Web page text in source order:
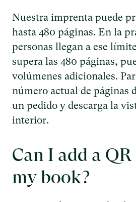
Nuestra imprenta puede
hasta 480 páginas. En la
personas llegan a ese
supera las 480 páginas,
volúmenes adicionales.
número actual de páginas
un pedido y descarga la
interior.
Can I add a
my book?